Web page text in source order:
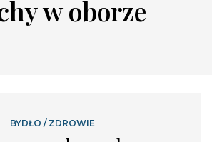
w oborze
BYDŁO / ZDROWIE
przetwarzane zgodnie zPolityką prywatności